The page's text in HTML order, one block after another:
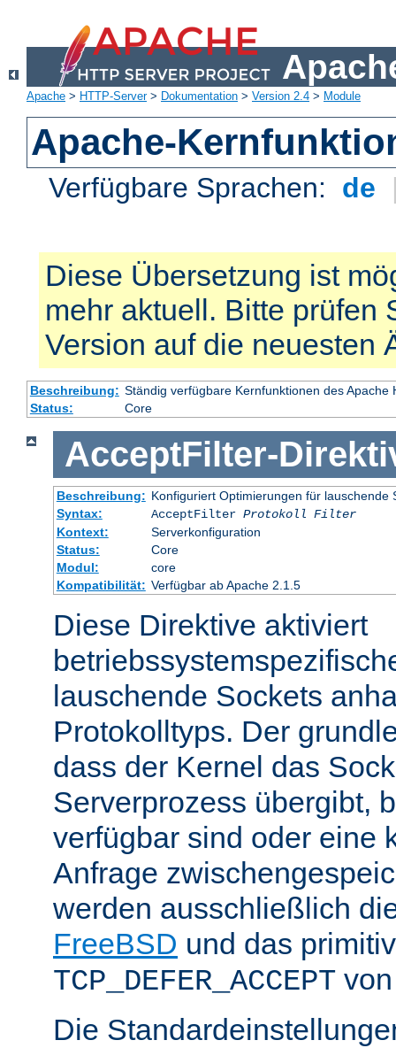
Apache > HTTP-Server> Dokumentation > Version 2.4 > Module
Apache-
Verfügbare Sprachen: de
Diese Übersetzung ist
mehr aktuell. Bitte prüfen
Version auf die neuesten
Beschreibung: Ständig verfügbare Kernfunktionen des Apache
Status:
Core
AcceptFilter-
Beschreibung: Konfiguriert Optimierungen für lauschende
Syntax:
AcceptFilter Protokoll Filter
Kontext:
Serverkonfiguration
Status:
Core
Modul:
core
Kompatibilität: Verfügbar ab Apache 2.1.5
Diese Direktive aktiviert
lauschende Sockets
Protokolltyps. Der
dass der Kernel das
Serverprozess übergibt,
verfügbar sind oder eine
Anfrage
werden ausschließlich
FreeBSD und das
TCP_DEFER_ACCEPT
Die